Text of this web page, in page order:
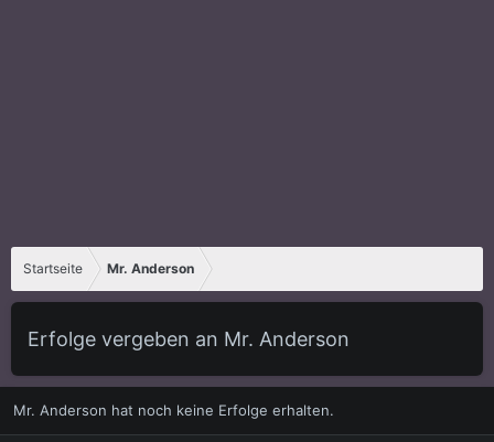
Startseite Mr. Anderson
Erfolge vergeben an Mr. Anderson
Mr. Anderson hat noch keine Erfolge erhalten.